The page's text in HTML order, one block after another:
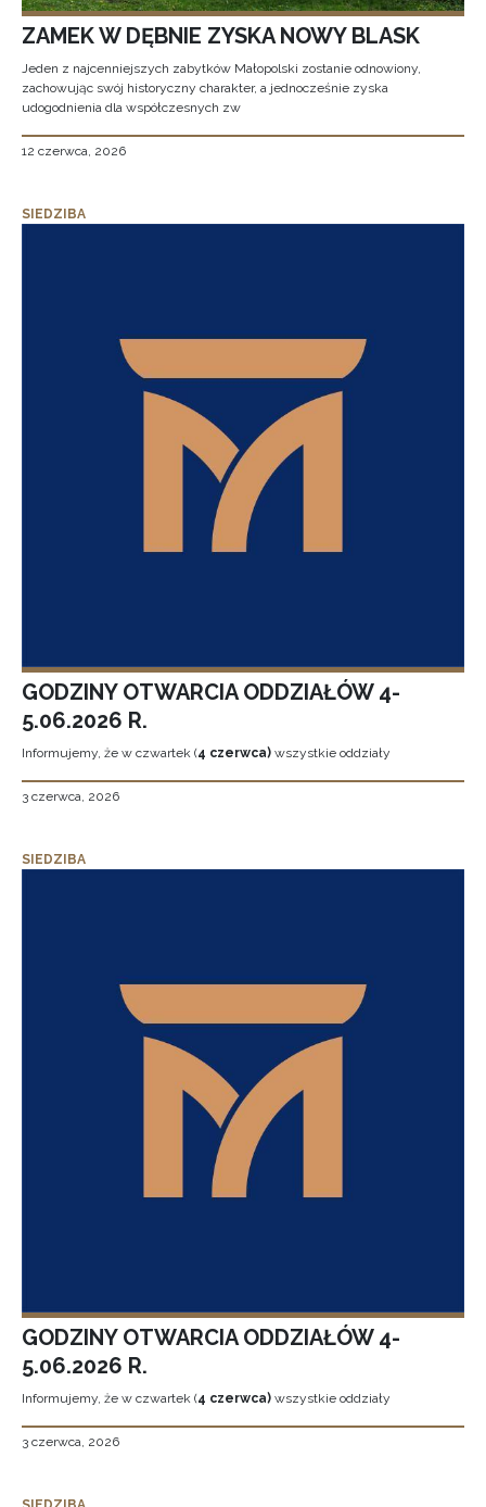
ZAMEK W DĘBNIE ZYSKA NOWY BLASK
Jeden z najcenniejszych zabytków Małopolski zostanie odnowiony,
zachowując swój historyczny charakter, a jednocześnie zyska
udogodnienia dla współczesnych zw
12 czerwca, 2026
SIEDZIBA
GODZINY OTWARCIA ODDZIAŁÓW 4-
5.06.2026 R.
Informujemy, że w czwartek (4 czerwca) wszystkie oddziały
3 czerwca, 2026
SIEDZIBA
GODZINY OTWARCIA ODDZIAŁÓW 4-
5.06.2026 R.
Informujemy, że w czwartek (4 czerwca) wszystkie oddziały
3 czerwca, 2026